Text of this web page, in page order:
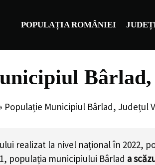
POPULAȚIA ROMÂNIEI
Bârlad,
Populație Municipiul Bârlad, Județul
realizat la nivel național în 2022,
populația municipiului Bârlad a